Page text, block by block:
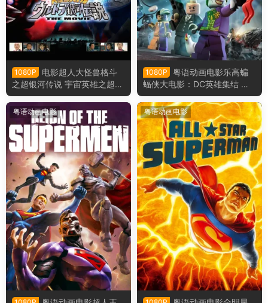
1080P
电影超人大怪兽格斗
之超银河传说 宇宙英雄之超银
河传说粤语版
1080P
粤语动画电影乐高蝙
蝠侠大电影：DC英雄集结 乐
高蝙蝠侠超级英雄大出击粤语
版
粤语动画电影 粤语动画电影